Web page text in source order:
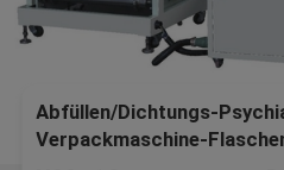
Abfüllen/Dichtungs-
Verpackmaschine-